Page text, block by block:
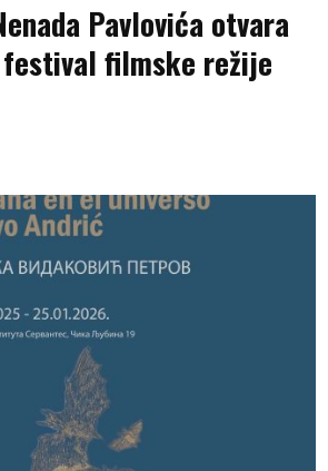
Pavlovića otvara
filmske režije